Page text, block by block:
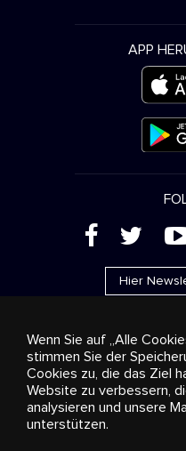
APP
( '
Hier
Werbung Streaming
Geschäftslösungen
© 2018-2025 Stingray
Wenn Sie auf „Alle
stimmen Sie der
Cookies zu, die das Ziel
Website zu verbessern,
analysieren und unsere
unterstützen.